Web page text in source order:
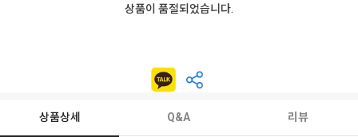
상품이 품절되었습니다.
상품상세 Q&A 리뷰